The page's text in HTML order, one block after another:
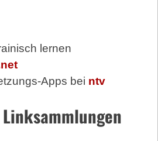
lernen
Apps bei ntv